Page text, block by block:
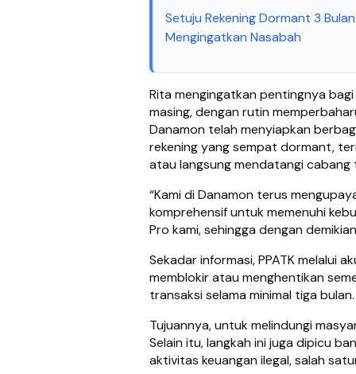
Setuju Rekening Dormant 3
Mengingatkan Nasabah
Rita mengingatkan pentingnya
masing, dengan rutin
Danamon telah menyiapkan
rekening yang sempat dormant,
atau langsung mendatangi
“Kami di Danamon terus
komprehensif untuk memenuhi
Pro kami, sehingga dengan
Sekadar informasi, PPATK melalui
memblokir atau menghentikan
transaksi selama minimal tiga
Tujuannya, untuk melindungi
Selain itu, langkah ini juga dipicu
aktivitas keuangan ilegal, salah